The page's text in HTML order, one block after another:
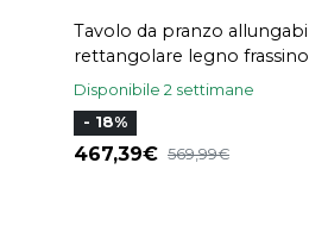
Tavolo da pranzo
rettangolare legno frassino
L160-210 cm BONAVISTA
Disponibile 2 settimane
- 18%
467,39 569,99